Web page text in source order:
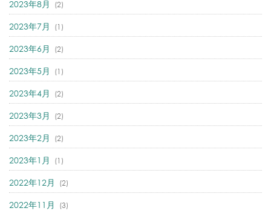
2023年8月 (2)
2023年7月 (1)
2023年6月 (2)
2023年5月 (1)
2023年4月 (2)
2023年3月 (2)
2023年2月 (2)
2023年1月 (1)
2022年12月 (2)
2022年11月 (3)